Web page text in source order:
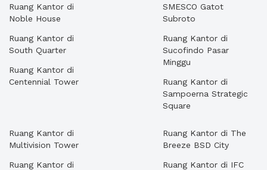
Ruang Kantor di
Noble House
Ruang Kantor di
South Quarter
Ruang Kantor di
Centennial Tower
SMESCO Gatot
Subroto
Ruang Kantor di
Sucofindo Pasar
Minggu
Ruang Kantor di
Sampoerna Strategic
Square
Ruang Kantor di
Multivision Tower
Ruang Kantor di
Ruang Kantor di The
Breeze BSD City
Ruang Kantor di IFC